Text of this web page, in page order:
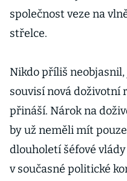
společnost veze na
střelce.
Nikdo příliš
souvisí nová doživotní
přináší. Nárok na
by už neměli mít
dlouholetí šéfové
v současné politické